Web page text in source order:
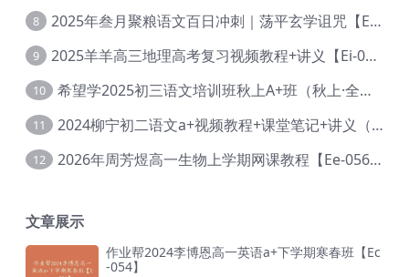
8 2025年叁月聚粮语文百日冲刺｜荡平玄学诅咒【Ea-001】
9 2025羊羊高三地理高考复习视频教程+讲义【Ei-051】
10 希望学2025初三语文培训班秋上A+班（秋上·全国版·A+）【Da-031】
11 2024柳宁初二语文a+视频教程+课堂笔记+讲义（暑假班+秋季班）【Da-003】
12 2026年周芳煜高一生物上学期网课教程【Ee-056】
文章展示
作业帮2024李博恩高一英语a+下学期寒春班【Ec
-054】